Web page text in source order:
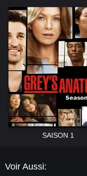
SAISON 1
Voir Aussi: